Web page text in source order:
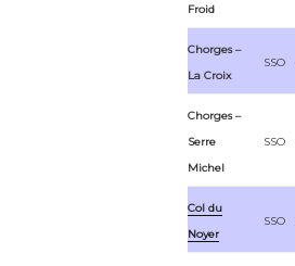
Froid
Chorges –
La Croix
SSO
Chorges –
Serre
Michel
SSO
Col du
Noyer
SSO